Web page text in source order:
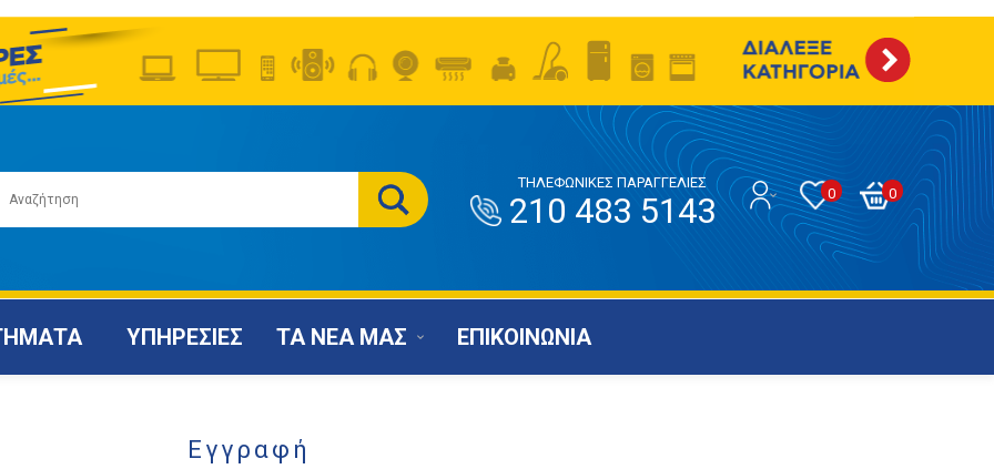
0
0
ΤΗΛΕΦΩΝΙΚΕΣ ΠΑΡΑΓΓΕΛΙΕΣ
210 483 5143
ΥΠΗΡΕΣΙΕΣ ΤΑ ΝΕΑ ΜΑΣ ΕΠΙΚΟΙΝΩΝΙΑ
Εγγραφή